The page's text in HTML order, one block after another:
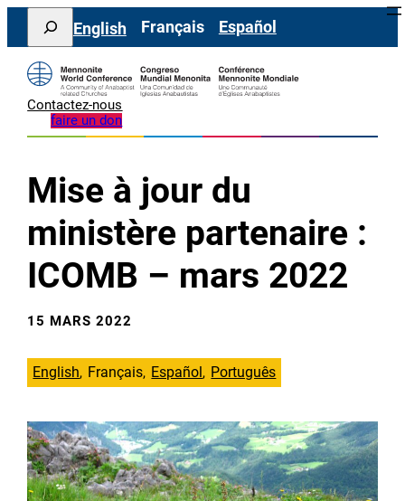
Aller
contenu
Search
English Français Español
Contactez-nous
faire un don
Mise à jour du
ministère partenaire :
ICOMB – mars 2022
15 MARS 2022
English Français Español Português